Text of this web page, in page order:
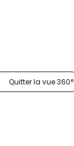
Quitter la vue 360°